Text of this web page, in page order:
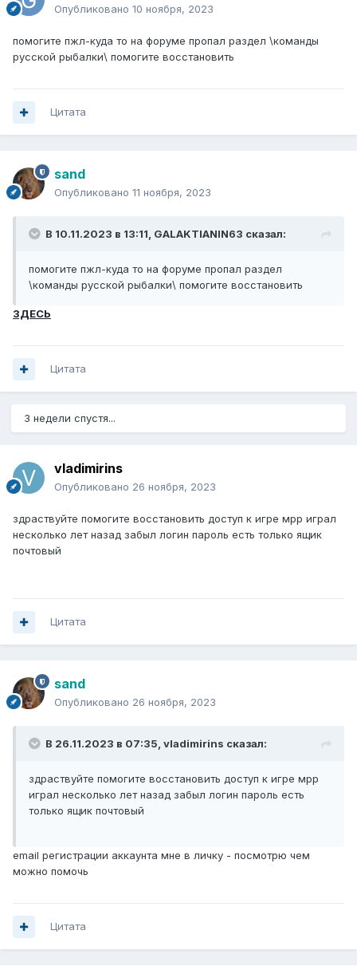
Опубликовано 10 ноября, 2023
помогите пжл-куда то на форуме пропал раздел \команды
русской рыбалки\ помогите восстановить
Цитата
sand
Опубликовано 11 ноября, 2023
В 10.11.2023 в 13:11, GALAKTIANIN63 сказал:
помогите пжл-куда то на форуме пропал раздел
\команды русской рыбалки\ помогите восстановить
ЗДЕСЬ
Цитата
3 недели спустя...
vladimirins
Опубликовано 26 ноября, 2023
здраствуйте помогите восстановить доступ к игре мрр играл
несколько лет назад забыл логин пароль есть только ящик
почтовый
Цитата
sand
Опубликовано 26 ноября, 2023
В 26.11.2023 в 07:35, vladimirins сказал:
здраствуйте помогите восстановить доступ к игре мрр
играл несколько лет назад забыл логин пароль есть
только ящик почтовый
email регистрации аккаунта мне в личку - посмотрю чем
можно помочь
Цитата